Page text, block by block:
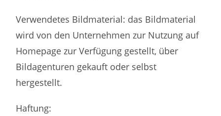
Verwendetes Bildmaterial: das Bildmaterial
wird von den Unternehmen zur Nutzung auf
Homepage zur Verfügung gestellt, über
Bildagenturen gekauft oder selbst
hergestellt.
Haftung: